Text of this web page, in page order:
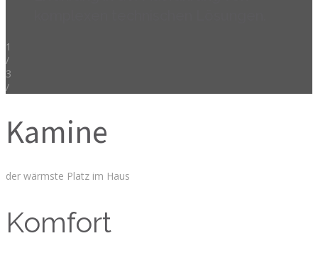
1
/
3
/
Kamine
der wärmste Platz im Haus
Komfort